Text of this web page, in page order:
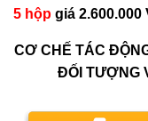
5 hộp giá 2.600.000
CƠ CHẾ TÁC
ĐỐI TƯỢNG